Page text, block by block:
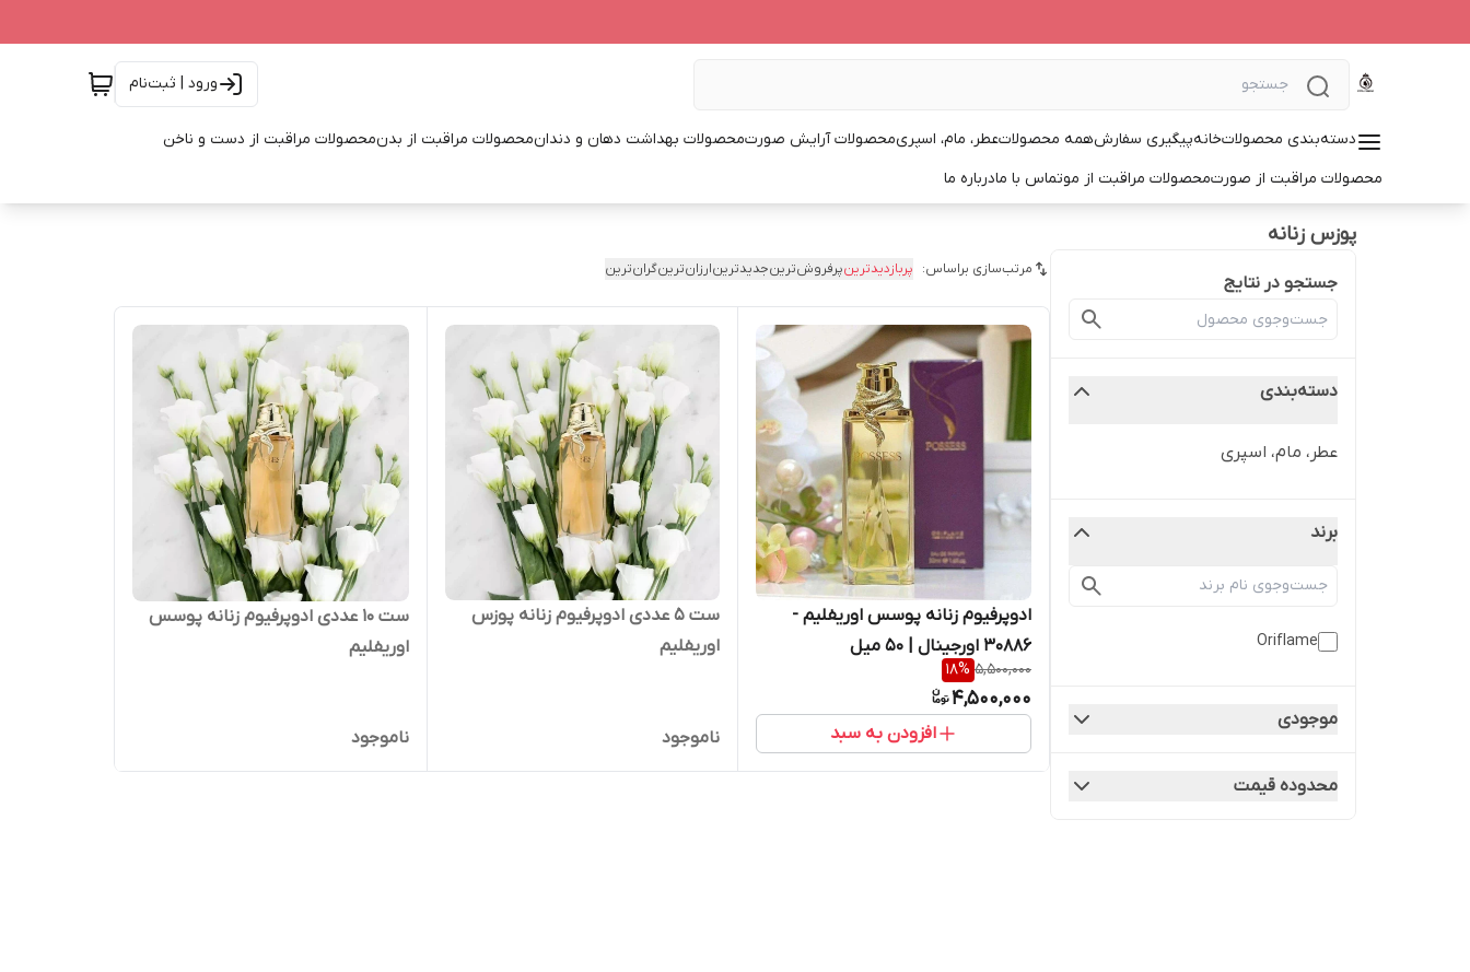
ورود | ثبت‌نام
دسته‌بندی محصولاتخانهپیگیری سفارشهمه محصولاتعطر، مام، اسپریمحصولات آرایش صورتمحصولات بهداشت دهان و دندانمحصولات مراقبت از بدنمحصولات مراقبت از دست و ناخن
محصولات مراقبت از صورتمحصولات مراقبت از موتماس با مادرباره ما
پوزس زنانه
جستجو در نتایج
دسته‌بندی
عطر، مام، اسپری
برند
Oriflame
موجودی
محدوده قیمت
مرتب‌سازی براساس: پربازدیدترینپرفروش‌ترینجدیدترینارزان‌ترینگران‌ترین
ادوپرفیوم زنانه پوسس اوریفلیم -
30886 اورجینال | ۵۰ میل
5,500,000
18%
4,500,000
افزودن به سبد
ست ۵ عددی ادوپرفیوم زنانه پوزس
اوریفلیم
ناموجود
ست 10 عددی ادوپرفیوم زنانه پوسس
اوریفلیم
ناموجود